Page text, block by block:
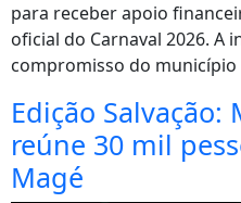
para receber apoio
oficial do Carnaval 2026. A
compromisso do
Edição Salvação:
reúne 30 mil
Magé